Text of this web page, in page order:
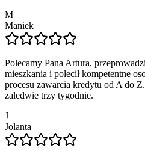
M
Maniek
Polecamy Pana Artura,
mieszkania i polecił kompetentne
procesu zawarcia kredytu od A do Z.
zaledwie trzy tygodnie.
J
Jolanta